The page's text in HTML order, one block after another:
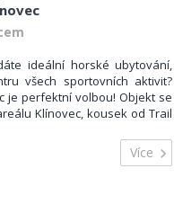
ideální horské ubytování,
všech sportovních aktivit?
je perfektní volbou! Objekt se
Klínovec, kousek od Trail
krás, sportovních aktivit a
Více